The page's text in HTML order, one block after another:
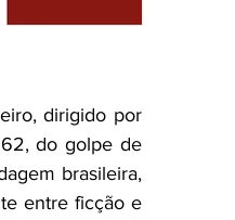
dirigido por
do golpe de
brasileira,
entre ficção e